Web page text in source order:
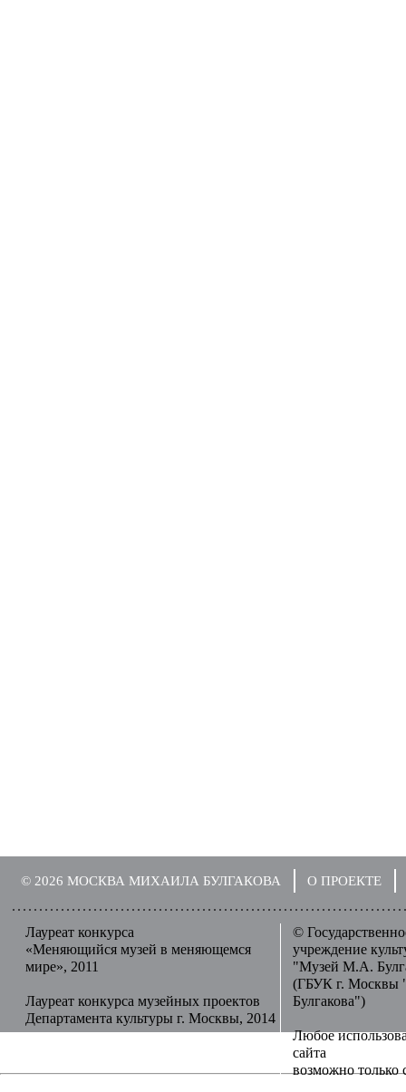
© 2026 МОСКВА МИХАИЛА БУЛГАКОВА О ПРОЕКТЕ
Лауреат конкурса
«Меняющийся музей в меняющемся
мире», 2011
Лауреат конкурса музейных проектов
Департамента культуры г. Москвы, 2014
©
учреждение
"Музей М.А.
(ГБУК г.
Булгакова")
Любое
сайта
возможно только